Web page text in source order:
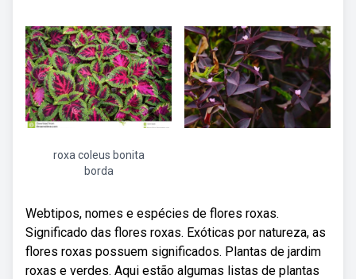
roxa coleus bonita
borda
Webtipos, nomes e espécies de flores roxas.
Significado das flores roxas. Exóticas por natureza, as
flores roxas possuem significados. Plantas de jardim
roxas e verdes. Aqui estão algumas listas de plantas